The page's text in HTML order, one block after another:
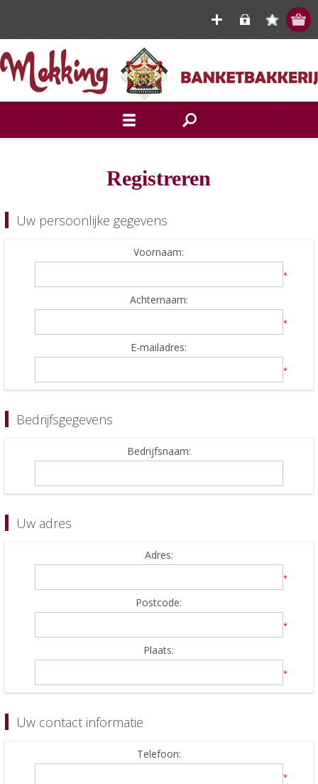
Registreren
Uw persoonlijke gegevens
Voornaam:
*
Achternaam:
*
E-mailadres:
*
Bedrijfsgegevens
Bedrijfsnaam:
Uw adres
Adres:
*
Postcode:
*
Plaats:
*
Uw contact informatie
Telefoon:
*